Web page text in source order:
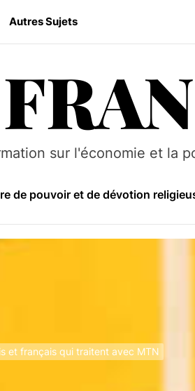
Autres Sujets
sur l'économie et la
: Histoire, culture et traditions
sauvage au Mozambique
grâce à des pratiques
de pouvoir et de dévotion
du Mozambique
: Histoire, culture et traditions
de pouvoir et de dévotion
et français qui traitent avec MTN